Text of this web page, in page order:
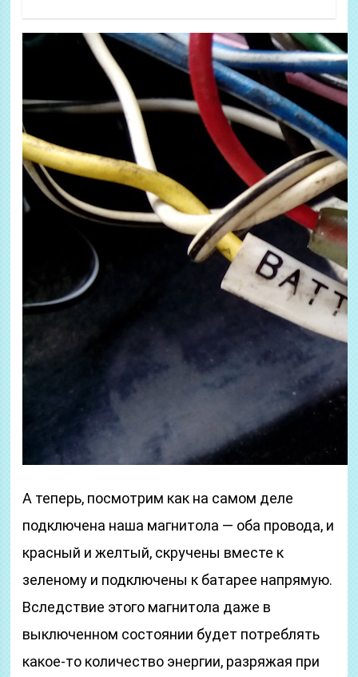
А теперь, посмотрим как на самом деле
подключена наша магнитола — оба провода, и
красный и желтый, скручены вместе к
зеленому и подключены к батарее напрямую.
Вследствие этого магнитола даже в
выключенном состоянии будет потреблять
какое-то количество энергии, разряжая при